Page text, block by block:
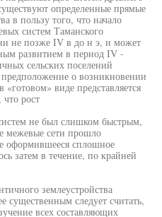
определенные прямые
в пользу того, что начало
систем Таманского
не позже IV в до н э, и может
развитием в период IV -
сельских поселений
о возникновении
«готовом» виде представляется
рост
не был слишком быстрым,
межевые сети прошло
оформившееся сплошное
затем в течение, по крайней
землеустройства
существенным следует считать,
всех составляющих